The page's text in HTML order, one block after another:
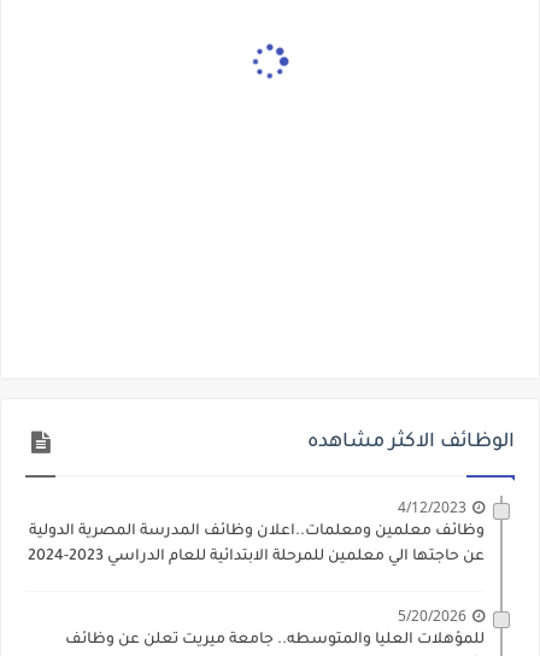
الوظائف الاكثر مشاهده
4/12/2023
وظائف معلمين ومعلمات..اعلان وظائف المدرسة المصرية الدولية
عن حاجتها الي معلمين للمرحلة الابتدائية للعام الدراسي 2023-2024
5/20/2026
للمؤهلات العليا والمتوسطه.. جامعة ميريت تعلن عن وظائف